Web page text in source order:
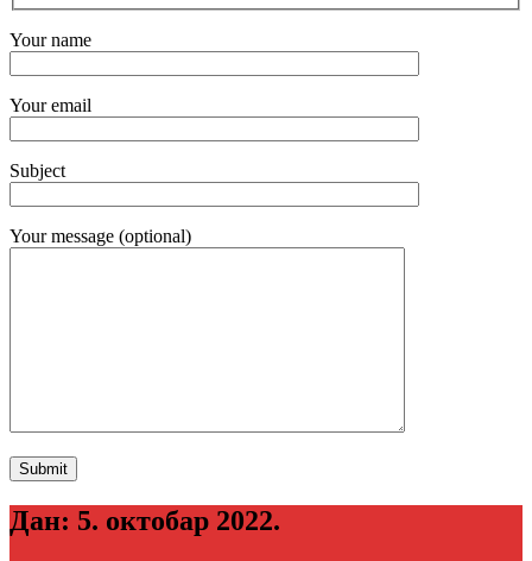
Your name
Your email
Subject
Your message (optional)
Дан: 5. октобар 2022.